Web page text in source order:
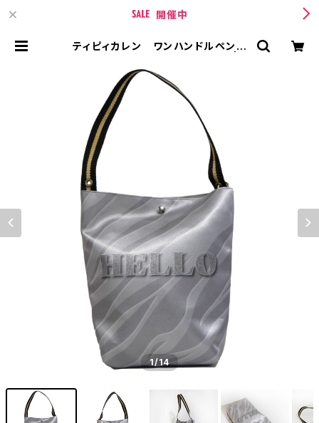
開催中
ティピィカレン ワンハンドルペンギ
IPICURREN【ティピィカレン 】 BA
SE店
1/14